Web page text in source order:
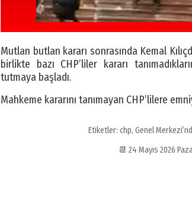
Mutlan butlan kararı sonrasında Kemal
birlikte bazı CHP’liler kararı
tutmaya başladı.
Mahkeme kararını tanımayan CHP’lilere
Etiketler: chp, Genel
📆 24 Mayıs 2026